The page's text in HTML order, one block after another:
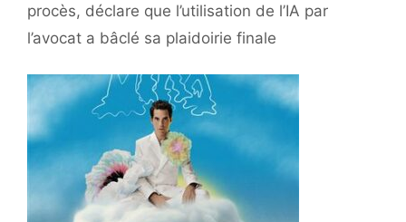
procès, déclare que l’utilisation de l’IA par
l’avocat a bâclé sa plaidoirie finale